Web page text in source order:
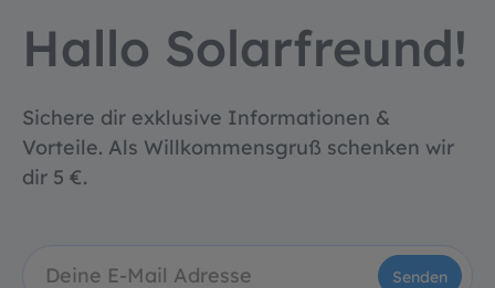
Hallo Solarfreund!
Sichere dir exklusive Informationen &
Vorteile. Als Willkommensgruß schenken wir
dir 5 €.
Senden